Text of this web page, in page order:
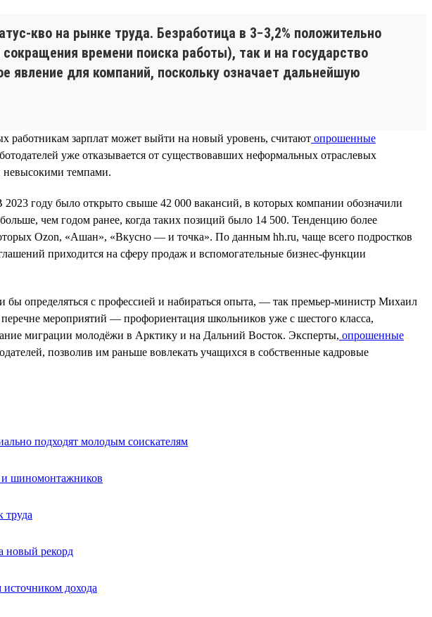
кво на рынке труда. Безработица в 3−3,2% положительно
времени поиска работы), так и на государство
явление для компаний, поскольку означает дальнейшую
работникам зарплат может выйти на новый уровень, считают опрошенные
уже отказывается от существовавших неформальных отраслевых
невысокими темпами.
2023 году было открыто свыше 42 000 вакансий, в которых компании обозначили
чем годом ранее, когда таких позиций было 14 500. Тенденцию более
Ozon, «Ашан», «Вкусно — и точка». По данным hh.ru, чаще всего подростков
приходится на сферу продаж и вспомогательные бизнес-функции
определяться с профессией и набираться опыта, — так премьер-министр Михаил
мероприятий — профориентация школьников уже с шестого класса,
миграции молодёжи в Арктику и на Дальний Восток. Эксперты, опрошенные
позволив им раньше вовлекать учащихся в собственные кадровые
подходят молодым соискателям
и шиномонтажников
труда
новый рекорд
дохода